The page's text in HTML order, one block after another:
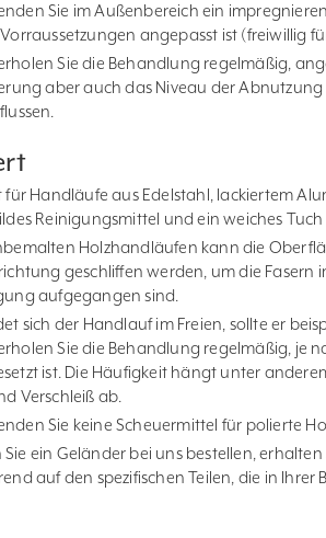
Sie im Außenbereich ein
angepasst ist (freiwillig
Sie die Behandlung regelmäßig,
aber auch das Niveau der
für Handläufe aus Edelstahl, lackiertem
Reinigungsmittel und ein weiches Tuch
Holzhandläufen kann die
geschliffen werden, um die Fasern
aufgegangen sind.
sich der Handlauf im Freien, sollte er
Sie die Behandlung regelmäßig, je
ist. Die Häufigkeit hängt unter
Verschleiß ab.
Sie keine Scheuermittel für polierte
Sie ein Geländer bei uns bestellen,
auf den spezifischen Teilen, die in Ihrer